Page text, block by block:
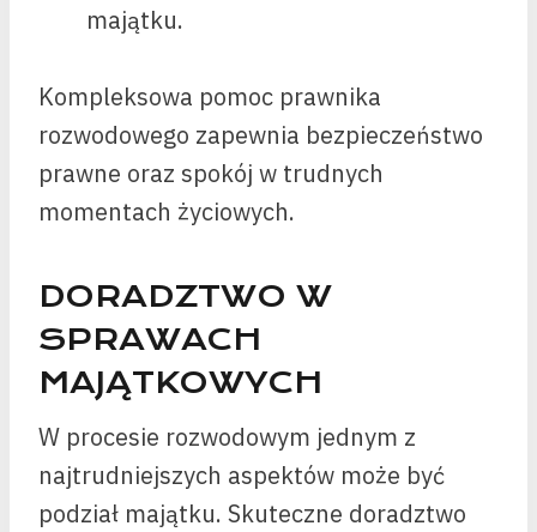
majątku.
Kompleksowa pomoc prawnika
rozwodowego zapewnia bezpieczeństwo
prawne oraz spokój w trudnych
momentach życiowych.
DORADZTWO W
SPRAWACH
MAJĄTKOWYCH
W procesie rozwodowym jednym z
najtrudniejszych aspektów może być
podział majątku. Skuteczne doradztwo